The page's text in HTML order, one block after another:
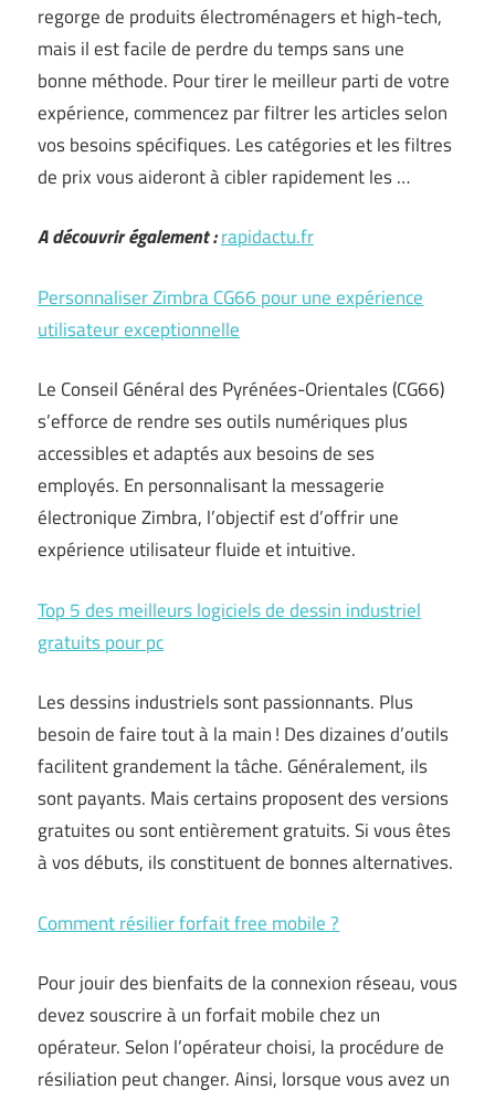
regorge de produits électroménagers et high-tech,
mais il est facile de perdre du temps sans une
bonne méthode. Pour tirer le meilleur parti de votre
expérience, commencez par filtrer les articles selon
vos besoins spécifiques. Les catégories et les filtres
de prix vous aideront à cibler rapidement les …
A découvrir également :rapidactu.fr
Personnaliser Zimbra CG66 pour une expérience
utilisateur exceptionnelle
Le Conseil Général des Pyrénées-Orientales (CG66)
s’efforce de rendre ses outils numériques plus
accessibles et adaptés aux besoins de ses
employés. En personnalisant la messagerie
électronique Zimbra, l’objectif est d’offrir une
expérience utilisateur fluide et intuitive.
Top 5 des meilleurs logiciels de dessin industriel
gratuits pour pc
Les dessins industriels sont passionnants. Plus
besoin de faire tout à la main ! Des dizaines d’outils
facilitent grandement la tâche. Généralement, ils
sont payants. Mais certains proposent des versions
gratuites ou sont entièrement gratuits. Si vous êtes
à vos débuts, ils constituent de bonnes alternatives.
Comment résilier forfait free mobile ?
Pour jouir des bienfaits de la connexion réseau, vous
devez souscrire à un forfait mobile chez un
opérateur. Selon l’opérateur choisi, la procédure de
résiliation peut changer. Ainsi, lorsque vous avez un